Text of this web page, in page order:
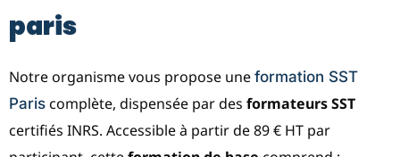
paris
Notre organisme vous propose une formation SST
Paris complète, dispensée par des formateurs SST
certifiés INRS. Accessible à partir de 89 € HT par